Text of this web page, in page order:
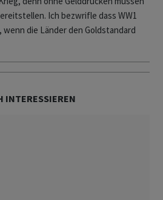
Ich bezwrifle dass WW1
die Länder den Goldstandard
INTERESSIEREN